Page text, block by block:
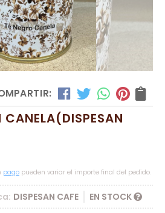
CANELA(DISPESAN
pago pueden variar el importe final del pedido.
DISPESAN CAFE EN STOCK